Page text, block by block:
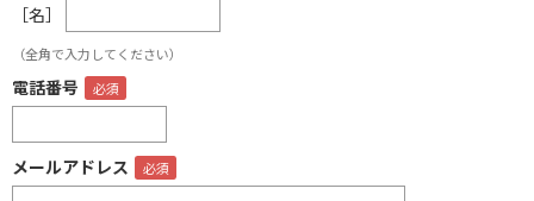
［名］
（全角で入力してください）
電話番号
メールアドレス